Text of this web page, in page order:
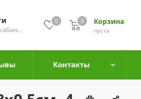
0 Корзина
0
пуста
0
Мой кабинет
Контакты